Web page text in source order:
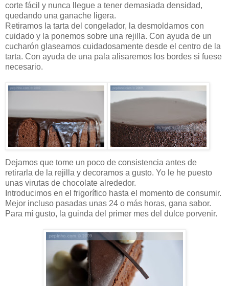
corte fácil y nunca llegue a tener demasiada densidad,
quedando una ganache ligera.
Retiramos la tarta del congelador, la desmoldamos con
cuidado y la ponemos sobre una rejilla. Con ayuda de un
cucharón glaseamos cuidadosamente desde el centro de la
tarta. Con ayuda de una pala alisaremos los bordes si fuese
necesario.
Dejamos que tome un poco de consistencia antes de
retirarla de la rejilla y decoramos a gusto. Yo le he puesto
unas virutas de chocolate alrededor.
Introducimos en el frigorífico hasta el momento de consumir.
Mejor incluso pasadas unas 24 o más horas, gana sabor.
Para mí gusto, la guinda del primer mes del dulce porvenir.